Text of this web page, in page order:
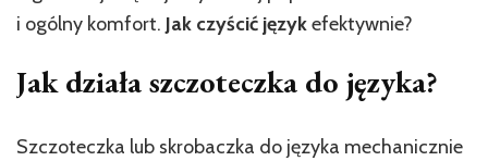
i ogólny komfort. Jak czyścić językefektywnie?
Jak działa szczoteczka do języka?
Szczoteczka lub skrobaczka do języka mechanicznie